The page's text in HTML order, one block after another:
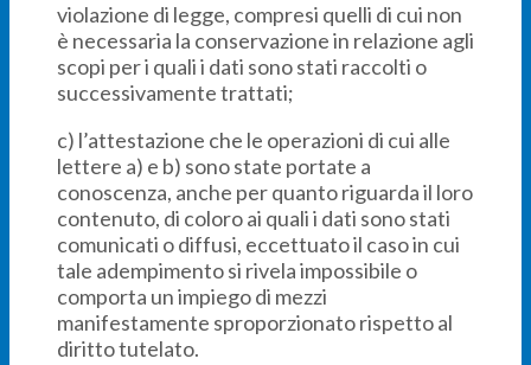
violazione di legge, compresi quelli di cui non
è necessaria la conservazione in relazione agli
scopi per i quali i dati sono stati raccolti o
successivamente trattati;
c) l’attestazione che le operazioni di cui alle
lettere a) e b) sono state portate a
conoscenza, anche per quanto riguarda il loro
contenuto, di coloro ai quali i dati sono stati
comunicati o diffusi, eccettuato il caso in cui
tale adempimento si rivela impossibile o
comporta un impiego di mezzi
manifestamente sproporzionato rispetto al
diritto tutelato.